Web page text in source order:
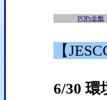
POPs全般
【
6/30 環